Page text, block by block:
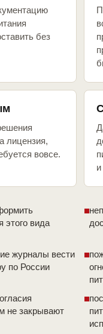
без
лицензия,
вовсе.
этого вида
журналы вести
по России
не закрывают